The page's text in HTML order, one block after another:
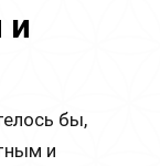
и
бы,
и